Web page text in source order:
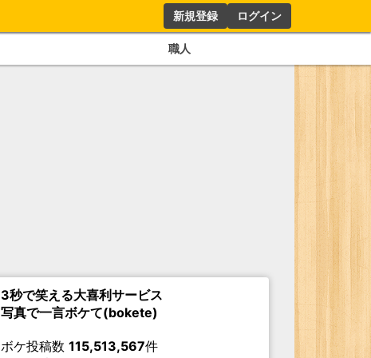
新規登録 ログイン
職人
3秒で笑える大喜利サービス
写真で一言ボケて(bokete)
ボケ投稿数 115,513,567件